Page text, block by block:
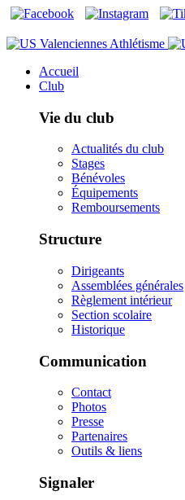
Accueil
Club
Vie du club
Actualités du club
Stages
Bénévoles
Équipements
Remboursements
Structure
Dirigeants
Assemblées générales
Règlement intérieur
Section scolaire
Historique
Communication
Contact
Photos
Presse
Partenaires
Outils & liens
Signaler